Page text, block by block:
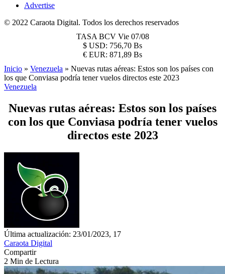
Advertise
© 2022 Caraota Digital. Todos los derechos reservados
TASA BCV Vie 07/08
$ USD: 756,70 Bs
€ EUR: 871,89 Bs
Inicio » Venezuela » Nuevas rutas aéreas: Estos son los países con
los que Conviasa podría tener vuelos directos este 2023
Venezuela
Nuevas rutas aéreas: Estos son los países
con los que Conviasa podría tener vuelos
directos este 2023
Última actualización: 23/01/2023, 17
Caraota Digital
Compartir
2 Min de Lectura